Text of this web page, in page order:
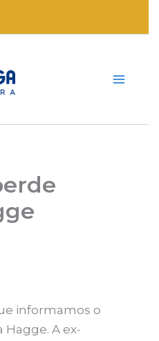
informamos o
A ex-